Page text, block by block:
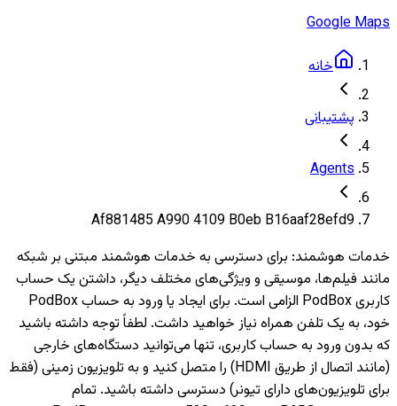
Google Maps
خانه
پشتیبانی
Agents
Af881485 A990 4109 B0eb B16aaf28efd9
خدمات هوشمند: برای دسترسی به خدمات هوشمند مبتنی بر شبکه
مانند فیلم‌ها، موسیقی و ویژگی‌های مختلف دیگر، داشتن یک حساب
کاربری PodBox الزامی است. برای ایجاد یا ورود به حساب PodBox
خود، به یک تلفن همراه نیاز خواهید داشت. لطفاً توجه داشته باشید
که بدون ورود به حساب کاربری، تنها می‌توانید دستگاه‌های خارجی
(مانند اتصال از طریق HDMI) را متصل کنید و به تلویزیون‌ زمینی (فقط
برای تلویزیون‌های دارای تیونر) دسترسی داشته باشید. تمام